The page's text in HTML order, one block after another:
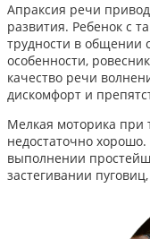
Апраксия речи
развития. Ребенок с
трудности в
особенности,
качество речи
дискомфорт и
Мелкая моторика при
недостаточно
выполнении
застегивании